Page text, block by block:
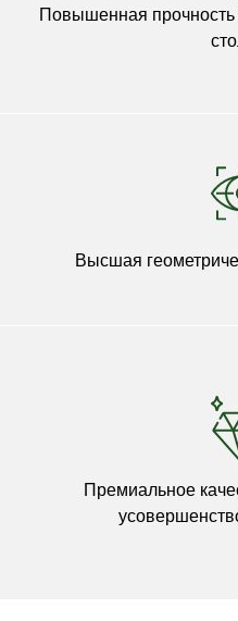
Повышенная прочность
Высшая
Премиальное